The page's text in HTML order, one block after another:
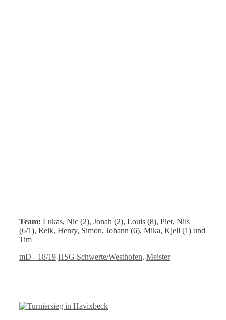
Team: Lukas, Nic (2), Jonah (2), Louis (8), Piet, Nils
(6/1), Reik, Henry, Simon, Johann (6), Mika, Kjell (1) und
Tim
Kategorien
mD - 18/19 Schlagwörter
HSG Schwerte/Westhofen, Meister